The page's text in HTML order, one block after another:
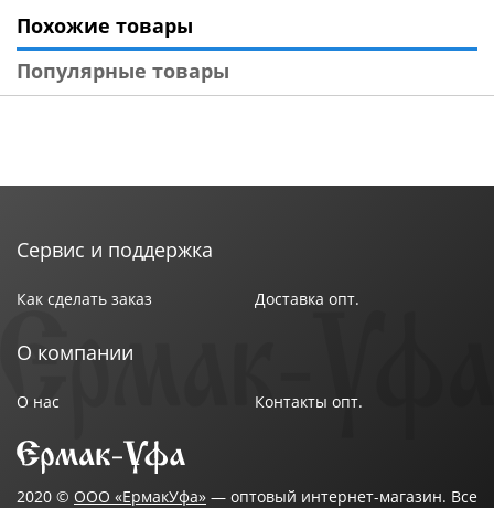
Похожие товары
Популярные товары
Сервис и поддержка
Как сделать заказ Доставка опт.
О компании
О нас Контакты опт.
2020 © ООО «ЕрмакУфа» — оптовый интернет-магазин. Все